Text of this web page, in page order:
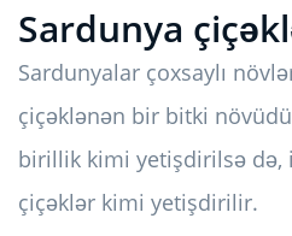
Sardunya
Sardunyalar çoxsaylı
çiçəklənən bir bitki
birillik kimi yetişdirilsə də,
çiçəklər kimi yetişdirilir.